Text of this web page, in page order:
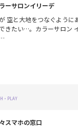
ーサロンイリーデ
空と大地をつなぐように
きたい…。カラーサロン
・PLAY
スマホの窓口